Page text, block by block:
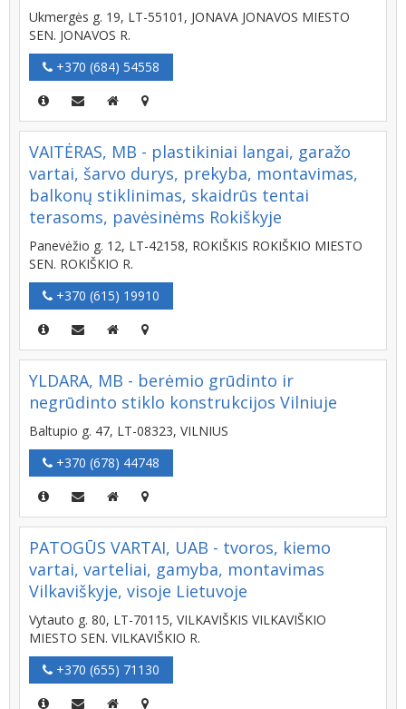
Ukmergės g. 19, LT-55101, JONAVA JONAVOS MIESTO
SEN. JONAVOS R.
+370 (684) 54558
VAITĖRAS, MB - plastikiniai langai, garažo
vartai, šarvo durys, prekyba, montavimas,
balkonų stiklinimas, skaidrūs tentai
terasoms, pavėsinėms Rokiškyje
Panevėžio g. 12, LT-42158, ROKIŠKIS ROKIŠKIO MIESTO
SEN. ROKIŠKIO R.
+370 (615) 19910
YLDARA, MB - berėmio grūdinto ir
negrūdinto stiklo konstrukcijos Vilniuje
Baltupio g. 47, LT-08323, VILNIUS
+370 (678) 44748
PATOGŪS VARTAI, UAB - tvoros, kiemo
vartai, varteliai, gamyba, montavimas
Vilkaviškyje, visoje Lietuvoje
Vytauto g. 80, LT-70115, VILKAVIŠKIS VILKAVIŠKIO
MIESTO SEN. VILKAVIŠKIO R.
+370 (655) 71130